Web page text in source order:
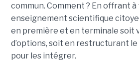
commun. Comment ? En offrant à
enseignement scientifique
en première et en terminale soit
d’options, soit en restructurant
pour les intégrer.